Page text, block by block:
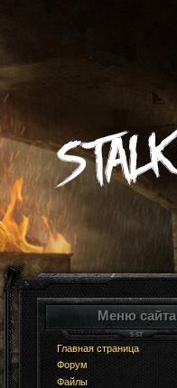
Меню сайта
Главная страница
Форум
Файлы